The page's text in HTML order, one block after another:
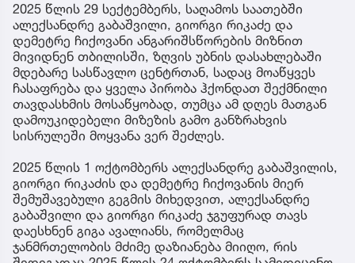
2025 წლის 29 სექტემბერს, საღამოს საათებში
ალექსანდრე გაბაშვილი, გიორგი რიკაძე და
დემეტრე ჩიქოვანი ანგარიშსწორების მიზნით
მივიდნენ თბილისში, ზღვის უბნის დასახლებაში
მდებარე სასწავლო ცენტრთან, სადაც მოაწყვეს
ჩასაფრება და ყველა პირობა ჰქონდათ შექმნილი
თავდასხმის მოსაწყობად, თუმცა ამ დღეს მათგან
დამოუკიდებელი მიზეზის გამო განზრახვის
სისრულეში მოყვანა ვერ შეძლეს.
2025 წლის 1 ოქტომბერს ალექსანდრე გაბაშვილის,
გიორგი რიკაძის და დემეტრე ჩიქოვანის მიერ
შემუშავებული გეგმის მიხედვით, ალექსანდრე
გაბაშვილი და გიორგი რიკაძე ჯგუფურად თავს
დაესხნენ გიგა ავალიანს, რომელმაც
ჯანმრთელობის მძიმე დაზიანება მიიღო, რის